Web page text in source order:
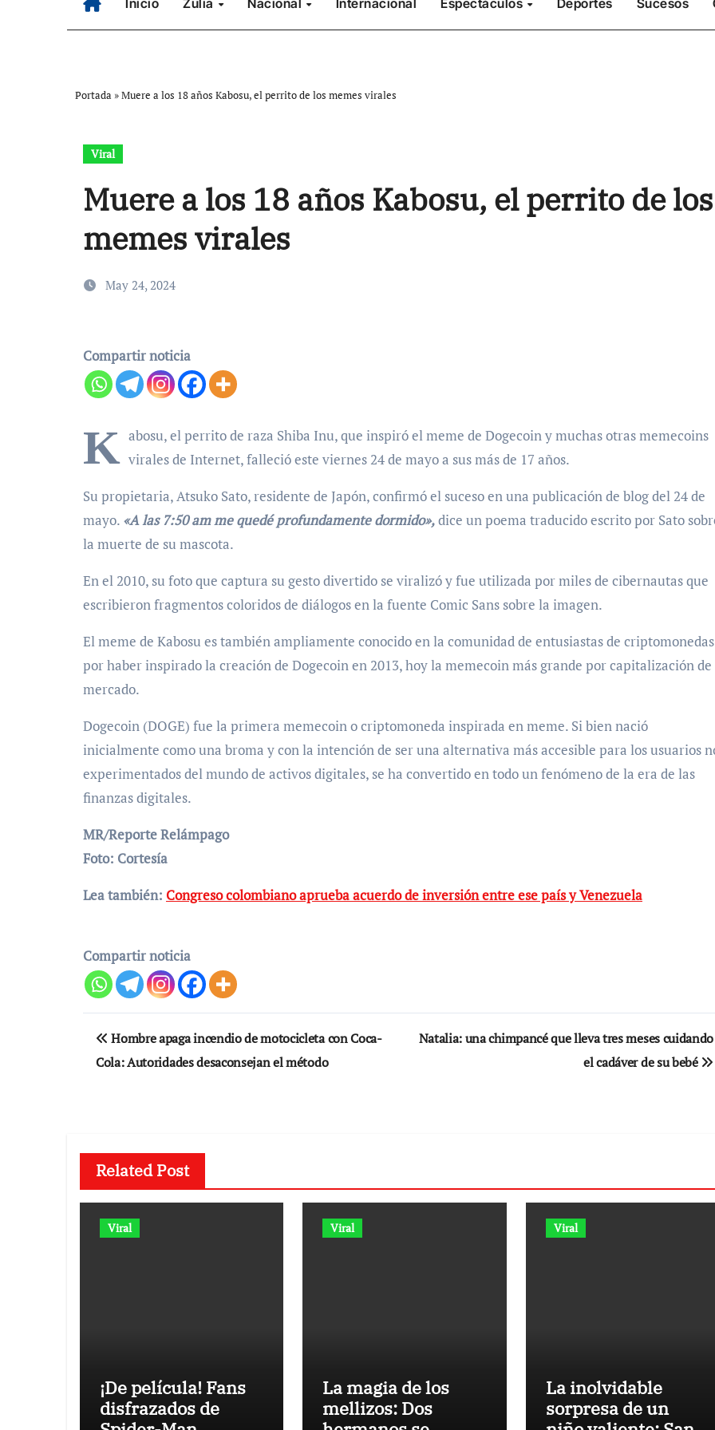
Inicio Zulia Nacional Internacional Espectáculos Deportes Sucesos
Portada »Muere a los 18 años Kabosu, el perrito de los memes virales
Viral
Muere a los 18 años Kabosu, el perrito de los
memes virales
May 24, 2024
Compartir noticia
K abosu, el perrito de raza Shiba Inu, que inspiró el meme de Dogecoin y muchas otras memecoins
virales de Internet, falleció este viernes 24 de mayo a sus más de 17 años.
Su propietaria, Atsuko Sato, residente de Japón, confirmó el suceso en una publicación de blog del 24 de
mayo. «A las 7:50 am me quedé profundamente dormido»,dice un poema traducido escrito por Sato
la muerte de su mascota.
En el 2010, su foto que captura su gesto divertido se viralizó y fue utilizada por miles de cibernautas que
escribieron fragmentos coloridos de diálogos en la fuente Comic Sans sobre la imagen.
El meme de Kabosu es también ampliamente conocido en la comunidad de entusiastas de criptomonedas
por haber inspirado la creación de Dogecoin en 2013, hoy la memecoin más grande por capitalización de
mercado.
Dogecoin (DOGE) fue la primera memecoin o criptomoneda inspirada en meme. Si bien nació
inicialmente como una broma y con la intención de ser una alternativa más accesible para los usuarios
experimentados del mundo de activos digitales, se ha convertido en todo un fenómeno de la era de las
finanzas digitales.
MR/Reporte Relámpago
Foto: Cortesía
Lea también: Congreso colombiano aprueba acuerdo de inversión entre ese país y Venezuela
Compartir noticia
Navegación
de
Hombre apaga incendio de motocicleta con Coca-
Cola: Autoridades desaconsejan el método
Natalia: una chimpancé que lleva tres meses cuidando
el cadáver de su bebé
Related Post
Viral
¡De película! Fans
disfrazados de
Viral
La magia de los
mellizos: Dos
Viral
La inolvidable
sorpresa de un